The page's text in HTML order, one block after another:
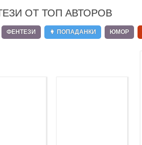
ОТ ТОП АВТОРОВ
ФЕНТЕЗИ 👩 ПОПАДАНКИ ЮМОР